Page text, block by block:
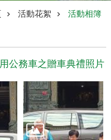
活動花絮 活動相簿
公務車之贈車典禮照片